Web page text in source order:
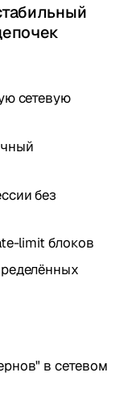
сетевую
без
limit блоков
в сетевом